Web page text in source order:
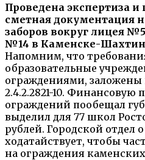
Проведена экспертиза и
сметная документация
заборов вокруг лицея
№14 в Каменске-
Напомним, что
образовательные
ограждениями,
2.4.2.2821-10.
ограждений пообещал
выделил для 77 школ
рублей. Городской отдел
ходатайствует, чтобы
на ограждения